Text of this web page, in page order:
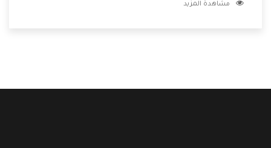
الشركة بها والتى تكون منها خدمة الصيانة التى تكون من أهم
مشاهدة المزيد